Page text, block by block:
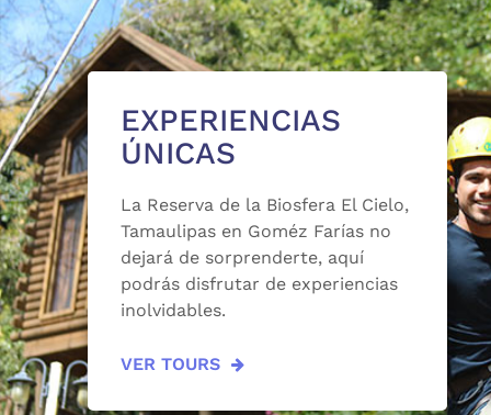
EXPERIENCIAS
ÚNICAS
La Reserva de la Biosfera El Cielo,
Tamaulipas en Goméz Farías no
dejará de sorprenderte, aquí
podrás disfrutar de experiencias
inolvidables.
VER TOURS